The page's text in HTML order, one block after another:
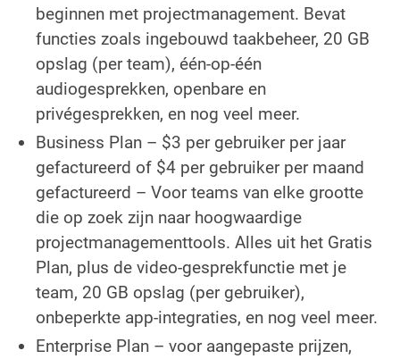
beginnen met projectmanagement. Bevat
functies zoals ingebouwd taakbeheer, 20 GB
opslag (per team), één-op-één
audiogesprekken, openbare en
privégesprekken, en nog veel meer.
Business Plan – $3 per gebruiker per jaar
gefactureerd of $4 per gebruiker per maand
gefactureerd – Voor teams van elke grootte
die op zoek zijn naar hoogwaardige
projectmanagementtools. Alles uit het Gratis
Plan, plus de video-gesprekfunctie met je
team, 20 GB opslag (per gebruiker),
onbeperkte app-integraties, en nog veel meer.
Enterprise Plan – voor aangepaste prijzen,